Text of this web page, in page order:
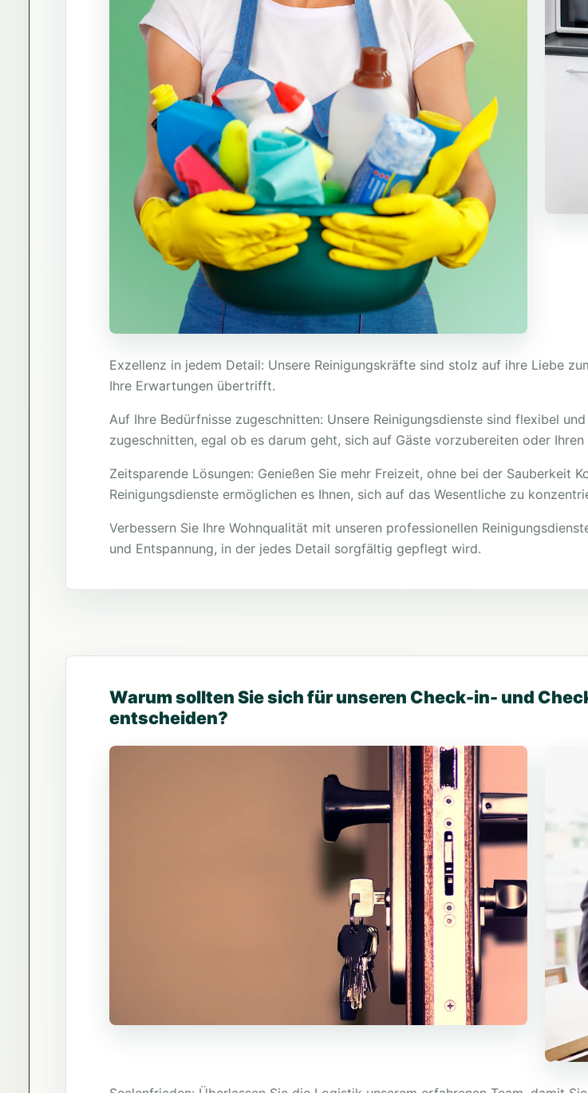
Exzellenz in jedem Detail: Unsere Reinigungskräfte sind stolz auf ihre Liebe
Ihre Erwartungen übertrifft.
Auf Ihre Bedürfnisse zugeschnitten: Unsere Reinigungsdienste sind flexibel
zugeschnitten, egal ob es darum geht, sich auf Gäste vorzubereiten oder Ihren
Zeitsparende Lösungen: Genießen Sie mehr Freizeit, ohne bei der Sauberkeit
Reinigungsdienste ermöglichen es Ihnen, sich auf das Wesentliche zu
Verbessern Sie Ihre Wohnqualität mit unseren professionellen
und Entspannung, in der jedes Detail sorgfältig gepflegt wird.
Warum sollten Sie sich für unseren Check-in- und
entscheiden?